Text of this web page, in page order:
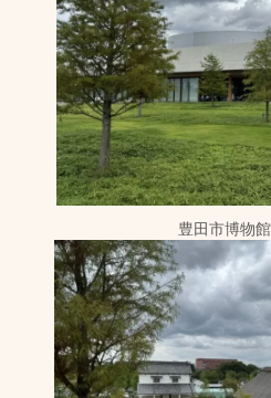
豊田市博物